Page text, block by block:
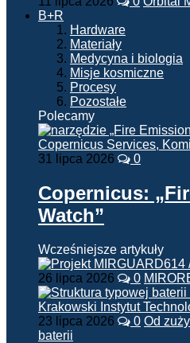
B+R
Hardware
Materiały
Medycyna i biologia
Misje kosmiczne
Procesy
Pozostałe
Polecamy
31 lipca 2026 0
Copernicus:
Watch”
Wcześniejsze artykuły
26 lipca 2026 0
23 lipca 2026 0 Od
baterii